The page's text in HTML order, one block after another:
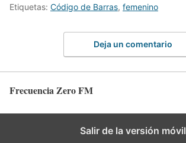
Etiquetas: Código de Barras, femenino
Deja un comentario
Frecuencia Zero FM
Salir de la versión móvil